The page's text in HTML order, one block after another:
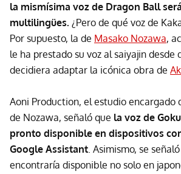
la mismísima voz de Dragon Ball
multilingües. ¿Pero de qué voz de
Por supuesto, la de Masako Nozawa,
le ha prestado su voz al saiyajin desde
decidiera adaptar la icónica obra de
Aoni Production, el estudio encargado
de Nozawa, señaló que la voz de
pronto disponible en dispositivos
Google Assistant. Asimismo, se
encontraría disponible no solo en